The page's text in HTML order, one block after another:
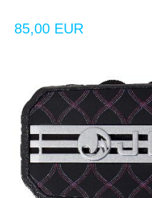
85,00 EUR